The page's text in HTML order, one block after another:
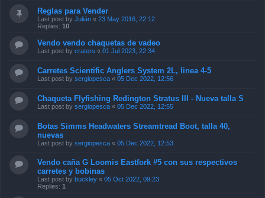
Reglas para Vender
Last post by Julián « 23 May 2016, 22:12
Replies: 10
Vendo vendo chaquetas de vadeo
Last post by craters « 01 Jul 2023, 22:34
Carretes Scientific Anglers System 2L, linea 4-5
Last post by sergiopesca « 05 Dec 2022, 12:56
Chaqueta Flyfishing Redington Stratus III - Nueva talla S
Last post by sergiopesca « 05 Dec 2022, 12:55
Botas Simms Headwaters Streamtread Boot, talla 40,
nuevas
Last post by sergiopesca « 05 Dec 2022, 12:53
Vendo caña G Loomis Eastfork #5 con sus respectivos
carretes y bobinas
Last post by buckley « 05 Oct 2022, 09:23
Replies: 1